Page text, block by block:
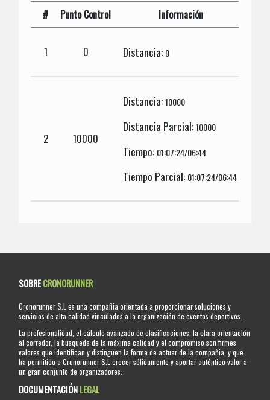
# Punto Control Información
1 0 Distancia: 0
2 10000
Distancia:10000
Distancia Parcial:10000
Tiempo: 01:07:24/06:44
Tiempo Parcial: 01:07:24/06:44
SOBRECRONORUNNER
Cronorunner S.L es una compañia orientada a proporcionar soluciones y
servicios de alta calidad vinculados a la organización de eventos deportivos.
La profesionalidad, el cálculo avanzado de clasificaciones, la clara orientación
al corredor, la búsqueda de la máxima calidad y el compromiso son firmes
valores que identifican y distinguen la forma de actuar de la compañia, y que
ha permitido a Cronorunner S.L crecer sólidamente y aportar auténtico valor a
un gran conjunto de organizadores.
DOCUMENTACIÓNLEGAL